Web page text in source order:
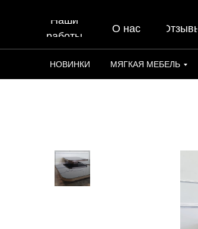
О нас Отзывы
Наши
работы
НОВИНКИ МЯГКАЯ МЕБЕЛЬ